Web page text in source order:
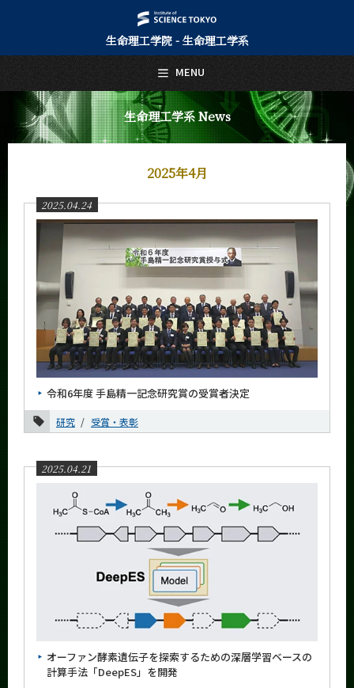
生命理工学院 - 生命理工学系
生命理工学系 News
2025年4月
2025.04.24
令和6年度 手島精一記念研究賞の受賞者決定
研究 受賞・表彰
2025.04.21
オーファン酵素遺伝子を探索するための深層学習ベースの
計算手法「DeepES」を開発
MENU
日本語 English
トップページ
Top Page
生命理工学系について
About Us
教員・研究室
Faculty and Laboratories
未来
Future
入学案内
Admissions
生命理工学系 News
News
News 一覧
カテゴリ別
2026年
2025年
12月
10月
8月